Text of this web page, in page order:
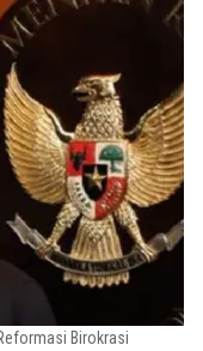
Birokrasi